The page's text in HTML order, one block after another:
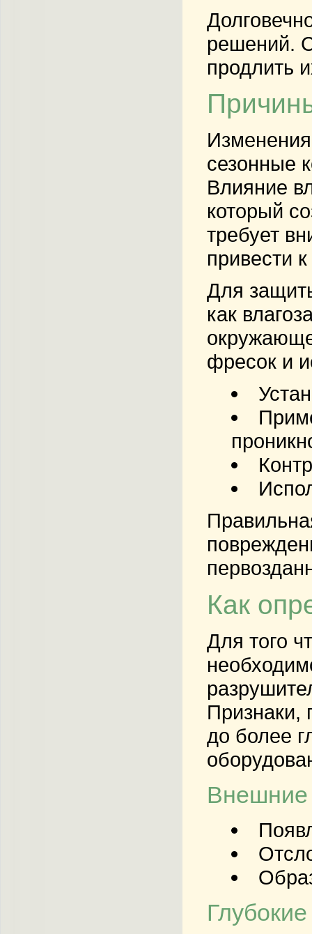
решений.
продлить
сезонные
Влияние
который
требует
привести
Для
как
фресок и
Как
Для того
Признаки,
до более
Внешние